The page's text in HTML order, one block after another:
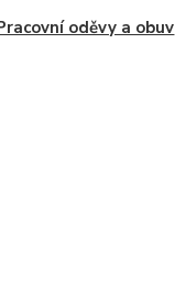
oděvy a obuv